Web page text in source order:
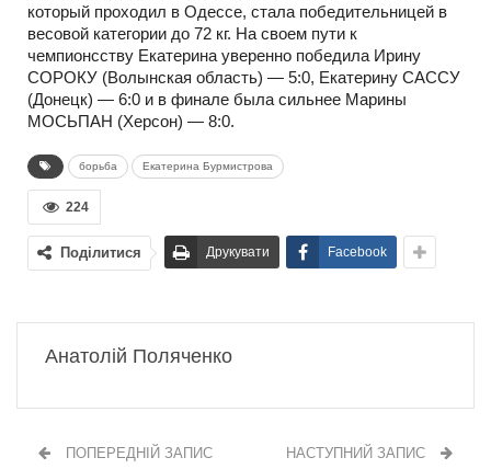
который проходил в Одессе, стала победительницей в
весовой категории до 72 кг. На своем пути к
чемпионсству Екатерина уверенно победила Ирину
СОРОКУ (Волынская область) — 5:0, Екатерину САССУ
(Донецк) — 6:0 и в финале была сильнее Марины
МОСЬПАН (Херсон) — 8:0.
борьба Екатерина Бурмистрова
224
Поділитися Друкувати Facebook
Анатолій Поляченко
ПОПЕРЕДНІЙ ЗАПИС НАСТУПНИЙ ЗАПИС